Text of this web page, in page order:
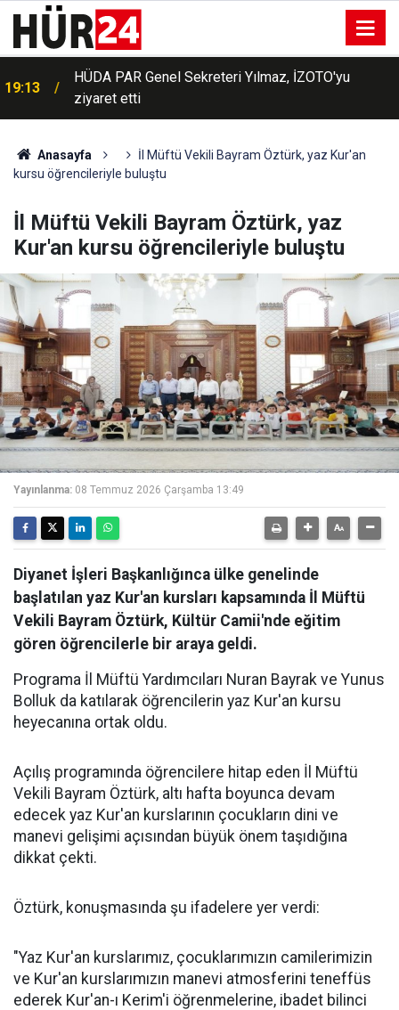
19:13
HÜDA PAR Genel Sekreteri Yılmaz, İZOTO'yu
ziyaret etti
Anasayfa
İl Müftü Vekili Bayram Öztürk, yaz Kur'an
kursu öğrencileriyle buluştu
İl Müftü Vekili Bayram Öztürk, yaz
Kur'an kursu öğrencileriyle buluştu
Yayınlanma: 08 Temmuz 2026 Çarşamba 13:49
Diyanet İşleri Başkanlığınca ülke genelinde
başlatılan yaz Kur'an kursları kapsamında İl Müftü
Vekili Bayram Öztürk, Kültür Camii'nde eğitim
gören öğrencilerle bir araya geldi.
Programa İl Müftü Yardımcıları Nuran Bayrak ve Yunus
Bolluk da katılarak öğrencilerin yaz Kur'an kursu
heyecanına ortak oldu.
Açılış programında öğrencilere hitap eden İl Müftü
Vekili Bayram Öztürk, altı hafta boyunca devam
edecek yaz Kur'an kurslarının çocukların dini ve
manevi gelişimi açısından büyük önem taşıdığına
dikkat çekti.
Öztürk, konuşmasında şu ifadelere yer verdi:
"Yaz Kur'an kurslarımız, çocuklarımızın camilerimizin
ve Kur'an kurslarımızın manevi atmosferini teneffüs
ederek Kur'an-ı Kerim'i öğrenmelerine, ibadet bilinci